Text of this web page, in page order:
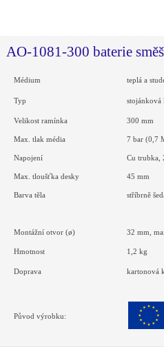
AO-1081-300 baterie
Médium teplá a
Typ stojánková
Velikost ramínka 300 mm
Max. tlak média 7 bar (0,7
Napojení Cu trubka,
Max. tloušťka desky 45 mm
Barva těla stříbrně
Montážní otvor (ø) 32 mm,
Hmotnost 1,2 kg
Doprava kartonová
Původ výrobku: